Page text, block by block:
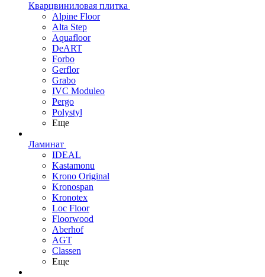
Кварцвиниловая плитка
Alpine Floor
Alta Step
Aquafloor
DeART
Forbo
Gerflor
Grabo
IVC Moduleo
Pergo
Polystyl
Еще
Ламинат
IDEAL
Kastamonu
Krono Original
Kronospan
Kronotex
Loc Floor
Floorwood
Aberhof
AGT
Classen
Еще